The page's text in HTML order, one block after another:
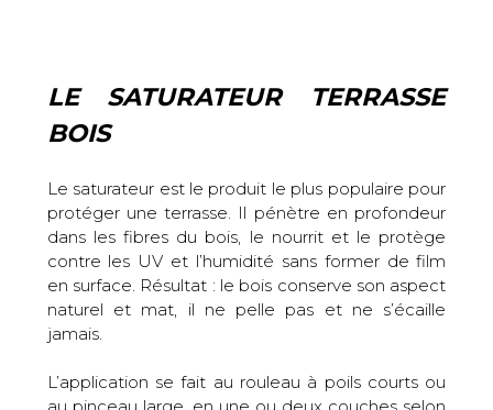
LE SATURATEUR TERRASSE
BOIS
Le saturateur est le produit le plus populaire pour
protéger une terrasse. Il pénètre en profondeur
dans les fibres du bois, le nourrit et le protège
contre les UV et l’humidité sans former de film
en surface. Résultat : le bois conserve son aspect
naturel et mat, il ne pelle pas et ne s’écaille
jamais.
L’application se fait au rouleau à poils courts ou
au pinceau large, en une ou deux couches selon